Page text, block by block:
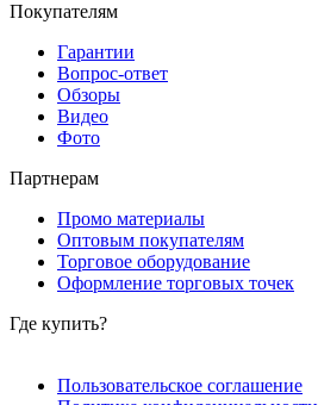
Покупателям
Гарантии
Вопрос-ответ
Обзоры
Видео
Фото
Партнерам
Промо материалы
Оптовым покупателям
Торговое оборудование
Оформление торговых точек
Где купить?
Пользовательское соглашение